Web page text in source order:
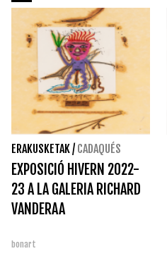
ERAKUSKETAK/ CADAQUÉS
EXPOSICIÓ HIVERN 2022-
23 A LA GALERIA RICHARD
VANDERAA
bonart